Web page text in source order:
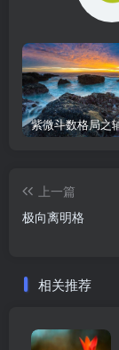
上一篇
极向离明格
相关推荐